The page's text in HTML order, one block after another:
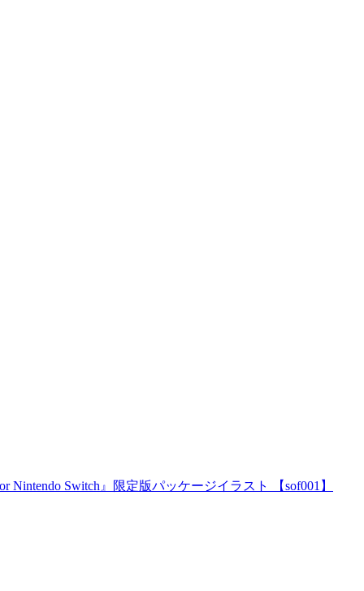
Switch』限定版パッケージイラスト 【sof001】